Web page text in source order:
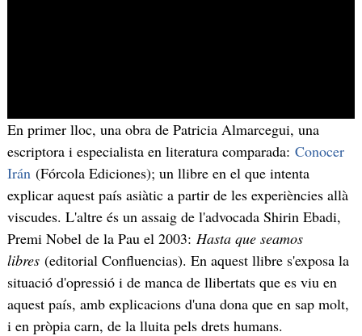
En primer lloc, una obra de Patricia Almarcegui, una
escriptora i especialista en literatura comparada: Conocer
Irán (Fórcola Ediciones); un llibre en el que intenta
explicar aquest país asiàtic a partir de les experiències allà
viscudes. L'altre és un assaig de l'advocada Shirin Ebadi,
Premi Nobel de la Pau el 2003: Hasta que seamos
libres (editorial Confluencias). En aquest llibre s'exposa la
situació d'opressió i de manca de llibertats que es viu en
aquest país, amb explicacions d'una dona que en sap molt,
i en pròpia carn, de la lluita pels drets humans.